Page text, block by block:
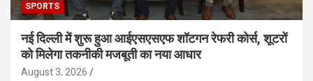
SPORTS
नई दिल्ली में शुरू हुआ आईएसएसएफ शॉटगन रेफरी कोर्स, शूटरों
को मिलेगा तकनीकी मजबूती का नया आधार
August 3, 2026